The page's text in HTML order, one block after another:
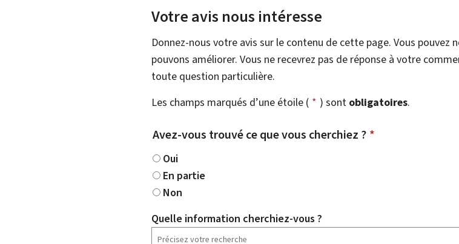
Votre avis nous intéresse
Donnez-nous votre avis sur le contenu de cette page. Vous pouvez
pouvons améliorer. Vous ne recevrez pas de réponse à votre
toute question particulière.
Les champs marqués d’une étoile ( * ) sont obligatoires.
Avez-vous trouvé ce que vous cherchiez ? *
Oui
En partie
Non
Quelle information cherchiez-vous ?